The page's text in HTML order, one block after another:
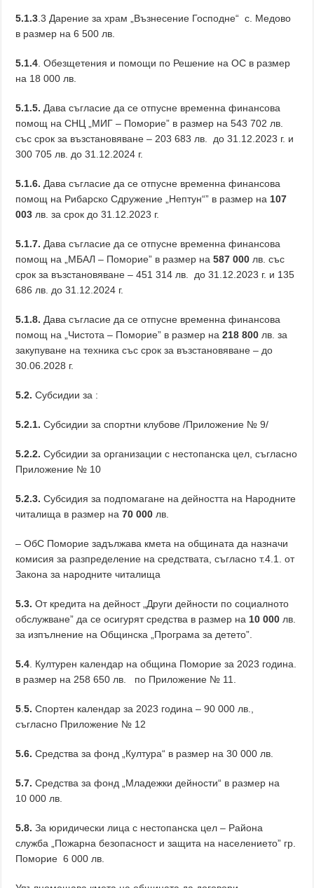
5.1.3 .3 Дарение за храм „Възнесение Господне“ с. Медово
в размер на 6 500 лв.
5.1.4 . Обезщетения и помощи по Решение на ОС в размер
на 18 000 лв.
5.1.5. Дава съгласие да се отпусне временна финансова
помощ на СНЦ „МИГ – Поморие” в размер на 543 702 лв.
със срок за възстановяване – 203 683 лв. до 31.12.2023 г. и
300 705 лв. до 31.12.2024 г.
5.1.6. Дава съгласие да се отпусне временна финансова
помощ на Рибарско Сдружение „Нептун“” в размер на 107
003 лв. за срок до 31.12.2023 г.
5.1.7. Дава съгласие да се отпусне временна финансова
помощ на „МБАЛ – Поморие” в размер на587 000 лв. със
срок за възстановяване – 451 314 лв. до 31.12.2023 г. и 135
686 лв. до 31.12.2024 г.
5.1.8. Дава съгласие да се отпусне временна финансова
помощ на „Чистота – Поморие” в размер на218 800 лв. за
закупуване на техника със срок за възстановяване – до
30.06.2028 г.
5.2. Субсидии за :
5.2.1.Субсидии за спортни клубове /Приложение № 9/
5.2.2. Субсидии за организации с нестопанска цел, съгласно
Приложение № 10
5.2.3. Субсидия за подпомагане на дейността на Народните
читалища в размер на70 000 лв.
– ОбС Поморие задължава кмета на общината да назначи
комисия за разпределение на средствата, съгласно т.4.1. от
Закона за народните читалища
5.3.От кредита на дейност „Други дейности по социалното
обслужване” да се осигурят средства в размер на 10 000 лв.
за изпълнение на Общинска „Програма за детето”.
5.4 . Културен календар на община Поморие за 2023 година.
в размер на 258 650 лв. по Приложение № 11.
5 .5. Спортен календар за 2023 година – 90 000 лв.,
съгласно Приложение № 12
5.6.Средства за фонд „Култура“ в размер на 30 000 лв.
5.7.Средства за фонд „Младежки дейности“ в размер на
10 000 лв.
5.8. За юридически лица с нестопанска цел – Района
служба „Пожарна безопасност и защита на населението” гр.
Поморие 6 000 лв.